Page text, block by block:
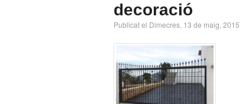
decoració
Publicat el Dimecres, 13 de maig, 2015